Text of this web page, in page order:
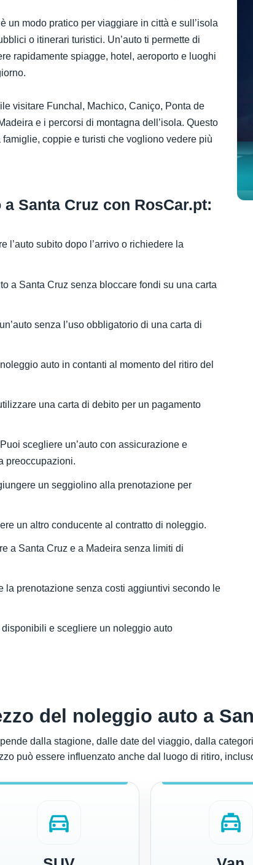
un modo pratico per viaggiare in città e sull’isola
o itinerari turistici. Un’auto ti permette di
rapidamente spiagge, hotel, aeroporto e luoghi
visitare Funchal, Machico, Caniço, Ponta de
e i percorsi di montagna dell’isola. Questo
coppie e turisti che vogliono vedere più
Santa Cruz con RosCar.pt:
l’auto subito dopo l’arrivo o richiedere la
a Santa Cruz senza bloccare fondi su una carta
senza l’uso obbligatorio di una carta di
auto in contanti al momento del ritiro del
una carta di debito per un pagamento
scegliere un’auto con assicurazione e
preoccupazioni.
un seggiolino alla prenotazione per
un altro conducente al contratto di noleggio.
a Santa Cruz e a Madeira senza limiti di
la prenotazione senza costi aggiuntivi secondo le
e scegliere un noleggio auto
del noleggio auto a
dalla stagione, dalle date del viaggio, dalla
può essere influenzato anche dal luogo di ritiro,
directions_car local_taxi